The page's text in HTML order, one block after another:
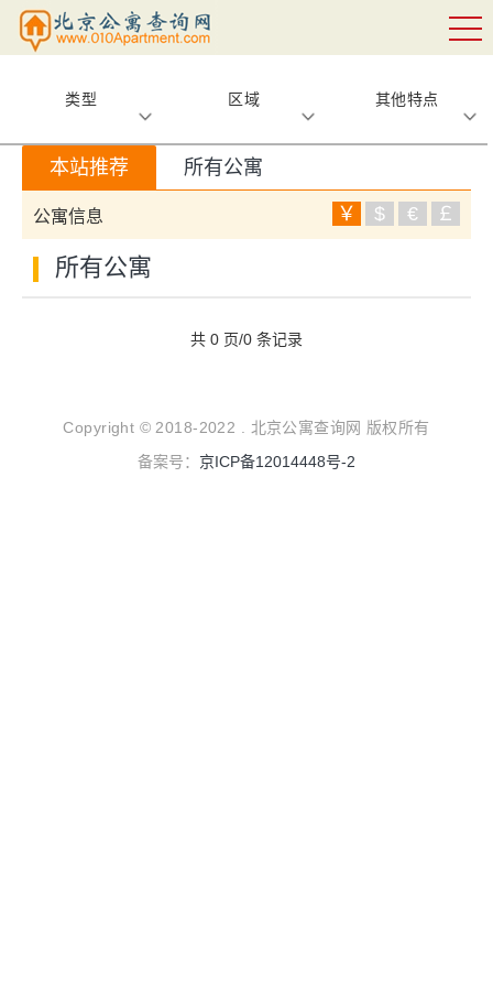
类型 区域 其他特点
本站推荐 所有公寓
公寓信息 ￥ $ € ￡
所有公寓
共 0 页/0 条记录
Copyright © 2018-2022 . 北京公寓查询网 版权所有
备案号： 京ICP备12014448号-2